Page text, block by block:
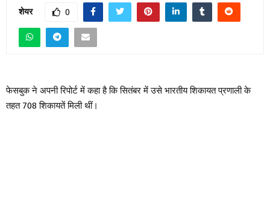
शेयर 0
फेसबुक ने अपनी रिपोर्ट में कहा है कि सितंबर में उसे भारतीय शिकायत प्रणाली के
तहत 708 शिकायतें मिली थीं।